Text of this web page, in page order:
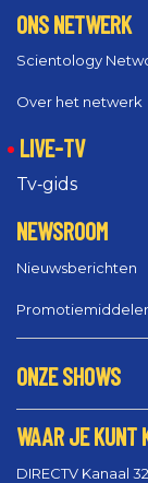
ONS NETWERK
Scientology
Over het netwerk
LIVE-TV
Tv‑gids
NEWSROOM
Nieuwsberichten
ONZE SHOWS
WAAR JE KUNT
DIRECTV Kanaal